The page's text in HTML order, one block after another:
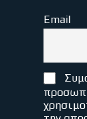
Email